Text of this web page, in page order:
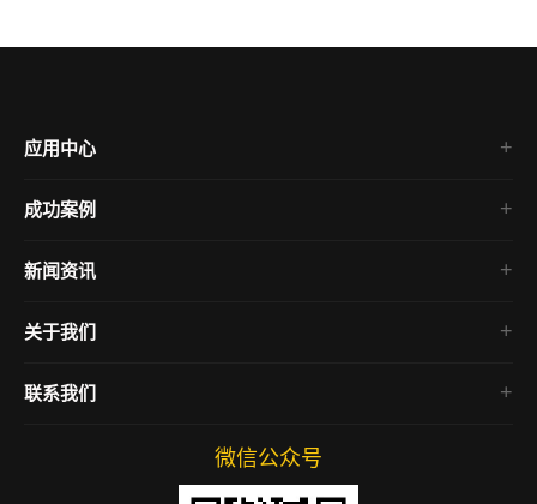
应用中心
成功案例
微信小程序
定制开发
新闻资讯
行业新闻
新闻快讯
关于我们
联系我们
微信公众号